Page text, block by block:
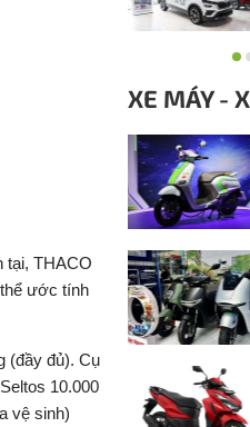
tại, THACO
ước tính
(đầy đủ). Cụ
10.000
vệ sinh)
XE MÁY -